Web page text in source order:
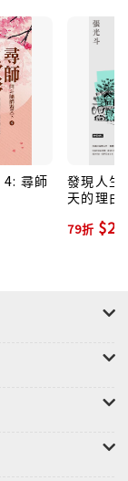
款/做了二十
娓道來這些奇
的國軍奔走
盡瘁的奇女
力挽時代狂
士如柯一
俠軍……更多
也就在你身邊
的二十幾個奇
/都能成為支
4: 尋師
發現人生
天的理由
79折